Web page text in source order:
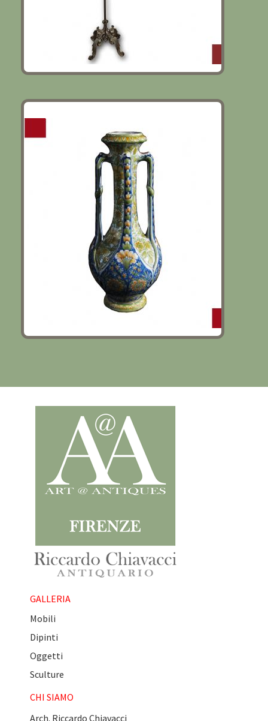
VASO POLICROMO GIBUS & REDON
GALLERIA
Mobili
Dipinti
Oggetti
Sculture
CHI SIAMO
Arch. Riccardo Chiavacci